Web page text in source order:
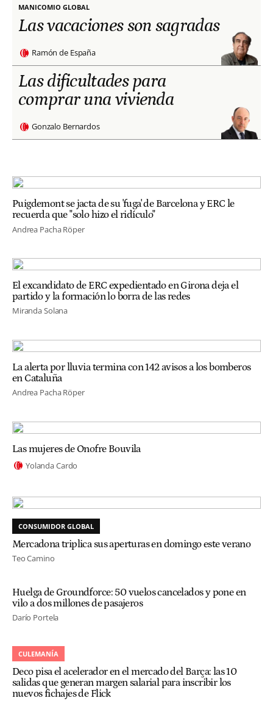
MANICOMIO GLOBAL
Las vacaciones son sagradas
Ramón de España
Las dificultades para
comprar una vivienda
Gonzalo Bernardos
Puigdemont se jacta de su 'fuga' de Barcelona y ERC le
recuerda que "solo hizo el ridículo"
Andrea Pacha Röper
El excandidato de ERC expedientado en Girona deja el
partido y la formación lo borra de las redes
Miranda Solana
La alerta por lluvia termina con 142 avisos a los bomberos
en Cataluña
Andrea Pacha Röper
Las mujeres de Onofre Bouvila
Yolanda Cardo
CONSUMIDOR GLOBAL
Mercadona triplica sus aperturas en domingo este verano
Teo Camino
Huelga de Groundforce: 50 vuelos cancelados y pone en
vilo a dos millones de pasajeros
Darío Portela
CULEMANÍA
Deco pisa el acelerador en el mercado del Barça: las 10
salidas que generan margen salarial para inscribir los
nuevos fichajes de Flick